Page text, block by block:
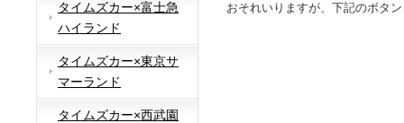
タイムズカー×富士急
ハイランド
タイムズカー×東京サ
マーランド
タイムズカー×西武園
おそれいりますが、下記のボタ